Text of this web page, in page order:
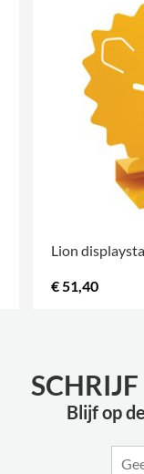
Lion
€ 51,40
Blijf op